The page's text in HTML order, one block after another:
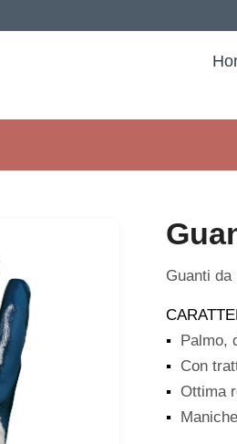
Guanti
▪ Palmo,
▪ Con
▪Ottima
▪